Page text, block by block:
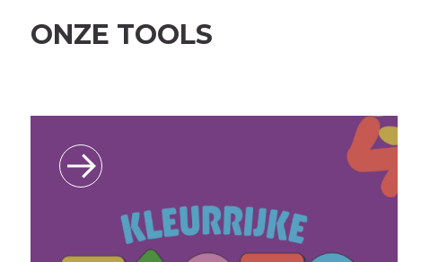
ONZE TOOLS